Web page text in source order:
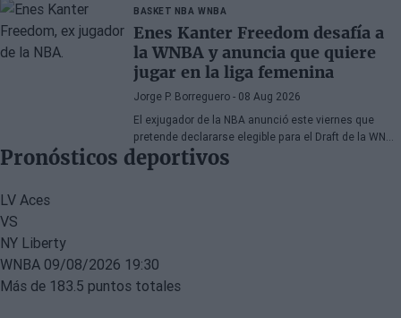
muerte fueron los efectos de la heroína y la cocaína
BASKET NBA WNBA
Enes Kanter Freedom desafía a
la WNBA y anuncia que quiere
jugar en la liga femenina
Jorge P. Borreguero - 08 Aug 2026
El exjugador de la NBA anunció este viernes que
pretende declararse elegible para el Draft de la WNBA
de 2027
Pronósticos deportivos
LV Aces
VS
NY Liberty
WNBA 09/08/2026 19:30
Más de 183.5 puntos totales